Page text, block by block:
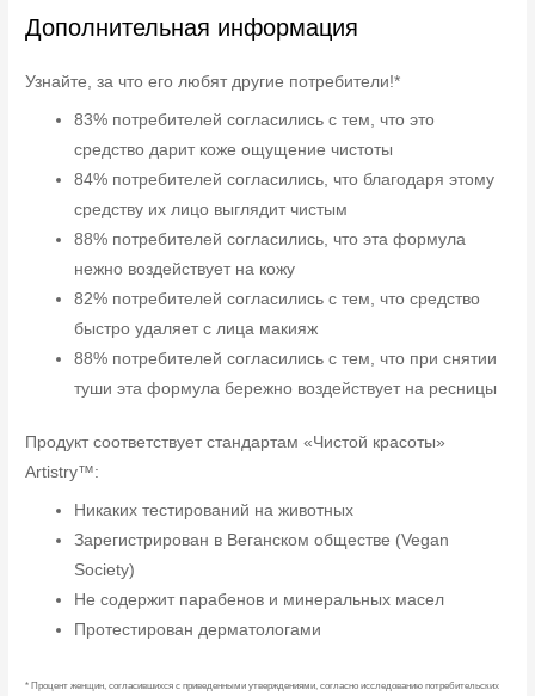
Дополнительная информация
Узнайте, за что его любят другие потребители!*
83% потребителей согласились с тем, что это
средство дарит коже ощущение чистоты
84% потребителей согласились, что благодаря этому
средству их лицо выглядит чистым
88% потребителей согласились, что эта формула
нежно воздействует на кожу
82% потребителей согласились с тем, что средство
быстро удаляет с лица макияж
88% потребителей согласились с тем, что при снятии
туши эта формула бережно воздействует на ресницы
Продукт соответствует стандартам «Чистой красоты»
Artistry™:
Никаких тестирований на животных
Зарегистрирован в Веганском обществе (Vegan
Society)
Не содержит парабенов и минеральных масел
Протестирован дерматологами
* Процент женщин, согласившихся с приведенными утверждениями, согласно исследованию потребительских